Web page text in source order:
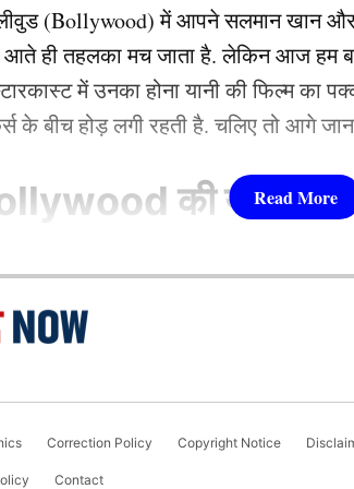
with renowned national channels, she
(Bollywood)में आपने सलमान खान और
ही तहलका मच जाता है. लेकिन आज हम
में उनका होना यानी की फिल्म का
के बीच होड़ लगी रहती है. चलिए तो आगे
की यह
पादुकोण ( Deepika
Correction Policy Copyright Notice
Contact